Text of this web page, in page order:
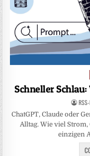
Schneller
RSS-
ChatGPT, Claude oder
Alltag. Wie viel
einzigen